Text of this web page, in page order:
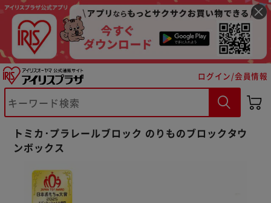
ログイン/会員情報
トミカ･プラレールブロック のりものブロックタウ
ンボックス
※ご確認ください
カートに入れる 購入手続きへ